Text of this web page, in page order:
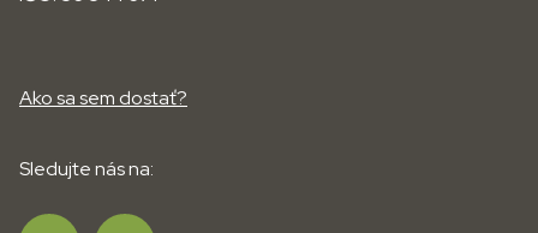
Ako sa sem dostať?
Sledujte nás na: